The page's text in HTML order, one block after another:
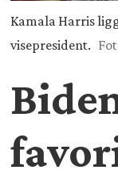
Kamala Harris
visepresident.